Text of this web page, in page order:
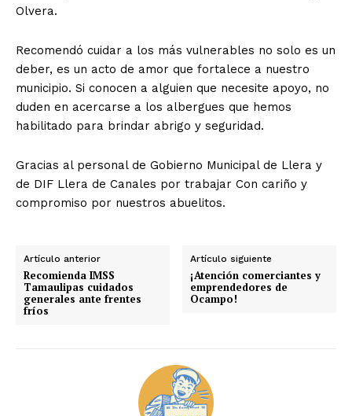
Olvera.
Recomendó cuidar a los más vulnerables no solo es un
deber, es un acto de amor que fortalece a nuestro
municipio. Si conocen a alguien que necesite apoyo, no
duden en acercarse a los albergues que hemos
habilitado para brindar abrigo y seguridad.
Gracias al personal de Gobierno Municipal de Llera y
de DIF Llera de Canales por trabajar Con cariño y
compromiso por nuestros abuelitos.
Artículo anterior
Recomienda IMSS
Tamaulipas cuidados
generales ante frentes
fríos
Artículo siguiente
¡Atención comerciantes y
emprendedores de
Ocampo!